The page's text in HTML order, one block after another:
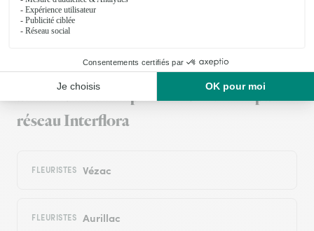
les avis de la marque Interflora sur Trustpilot
Livraison de fleurs à Arpajon-sur-Cère et
autour : les villes proches couvertes par le
réseau Interflora
FLEURISTES Vézac
FLEURISTES Aurillac